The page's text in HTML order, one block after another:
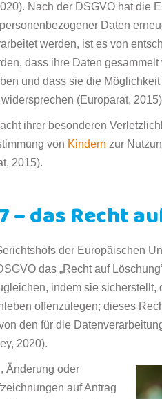
Nach der DSGVO hat die
Daten
werden, ist es von
dass ihre Daten
und dass sie die
(Europarat,
ihrer besonderen
von Kindern zur
2015).
– das Recht
der Europäischen
das „Recht auf
indem sie
offenzulegen; dieses
den für die
2020).
Änderung oder
auf Antrag